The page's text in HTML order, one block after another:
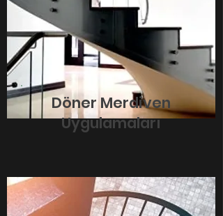
Döner Merdiven
Uygulamaları